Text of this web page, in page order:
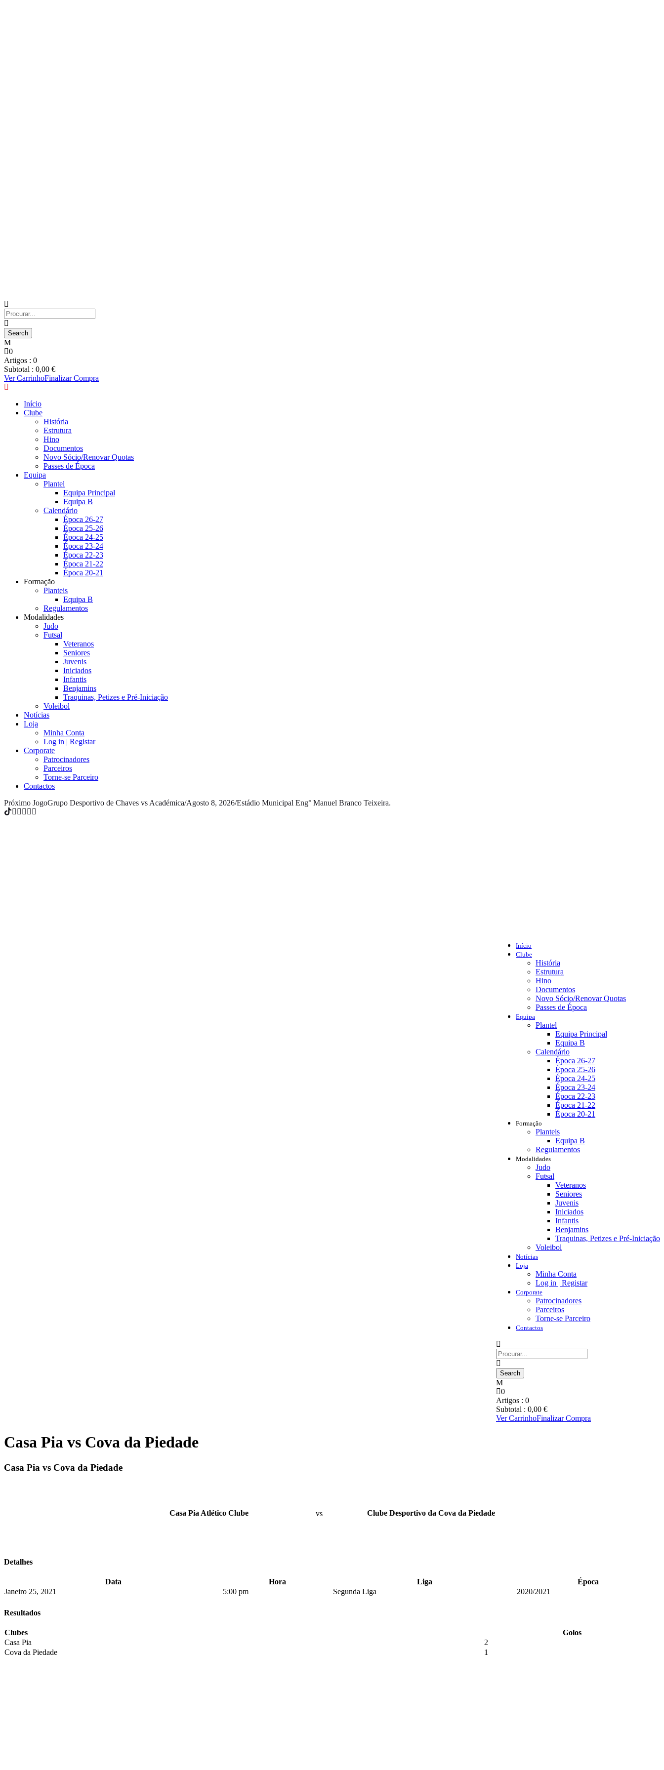
0
Artigos : 0
Subtotal : 0,00 €
Ver CarrinhoFinalizar Compra
Início
Clube
História
Estrutura
Hino
Documentos
Novo Sócio/Renovar Quotas
Passes de Época
Equipa
Plantel
Equipa Principal
Equipa B
Calendário
Época 26-27
Época 25-26
Época 24-25
Época 23-24
Época 22-23
Época 21-22
Época 20-21
Formação
Planteis
Equipa B
Regulamentos
Modalidades
Judo
Futsal
Veteranos
Seniores
Juvenis
Iniciados
Infantis
Benjamins
Traquinas, Petizes e Pré-Iniciação
Voleibol
Notícias
Loja
Minha Conta
Log in | Registar
Corporate
Patrocinadores
Parceiros
Torne-se Parceiro
Contactos
Próximo JogoGrupo Desportivo de Chaves vs Académica/Agosto 8, 2026/Estádio Municipal Eng° Manuel Branco Teixeira.
Início
Clube
História
Estrutura
Hino
Documentos
Novo Sócio/Renovar Quotas
Passes de Época
Equipa
Plantel
Equipa Principal
Equipa B
Calendário
Época 26-27
Época 25-26
Época 24-25
Época 23-24
Época 22-23
Época 21-22
Época 20-21
Formação
Planteis
Equipa B
Regulamentos
Modalidades
Judo
Futsal
Veteranos
Seniores
Juvenis
Iniciados
Infantis
Benjamins
Traquinas, Petizes e Pré-Iniciação
Voleibol
Notícias
Loja
Minha Conta
Log in | Registar
Corporate
Patrocinadores
Parceiros
Torne-se Parceiro
Contactos
0
Artigos : 0
Subtotal : 0,00 €
Ver CarrinhoFinalizar Compra
Casa Pia vs Cova da Piedade
Casa Pia vs Cova da Piedade
Casa Pia Atlético Clube vs Clube Desportivo da Cova da Piedade
Detalhes
Data Hora Liga
Época
Janeiro 25, 2021
5:00 pm Segunda Liga 2020/2021
Resultados
Clubes
Golos
Casa Pia
2
Cova da Piedade
1